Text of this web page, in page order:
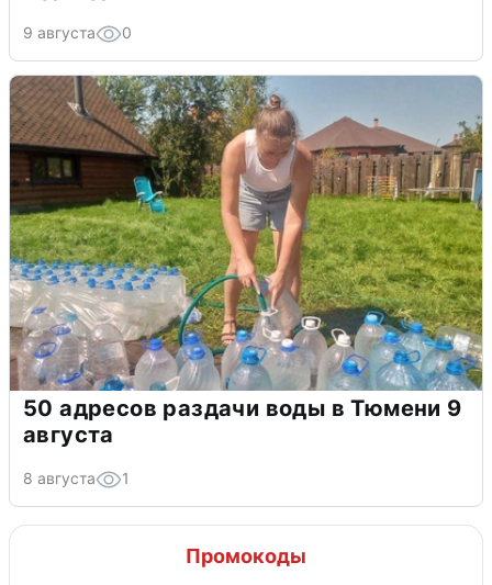
9 августа 0
50 адресов раздачи воды в Тюмени 9
августа
8 августа 1
Промокоды